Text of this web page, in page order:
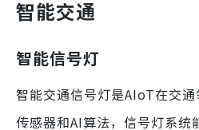
智能交通
智能信号灯
智能交通信号灯是AIoT在交
传感器和AI算法，信号灯系统